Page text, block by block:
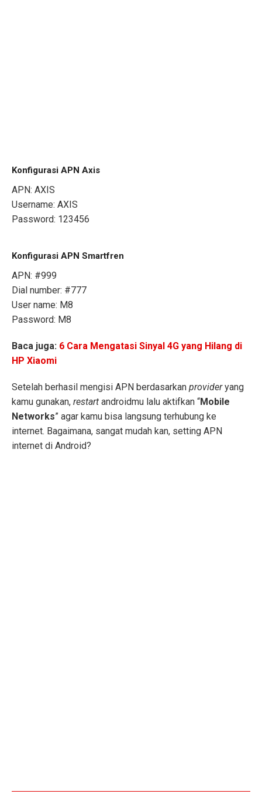
Konfigurasi APN Axis
APN: AXIS
Username: AXIS
Password: 123456
Konfigurasi APN Smartfren
APN: #999
Dial number: #777
User name: M8
Password: M8
Baca juga: 6 Cara Mengatasi Sinyal 4G yang Hilang di
HP Xiaomi
Setelah berhasil mengisi APN berdasarkan provideryang
kamu gunakan, restart androidmu lalu aktifkan “Mobile
Networks” agar kamu bisa langsung terhubung ke
internet. Bagaimana, sangat mudah kan, setting APN
internet di Android?